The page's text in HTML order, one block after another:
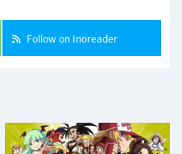
Follow on Inoreader